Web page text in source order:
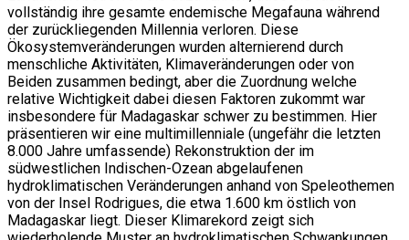
vollständig ihre gesamte endemische Megafauna während
der zurückliegenden Millennia verloren. Diese
Ökosystemveränderungen wurden alternierend durch
menschliche Aktivitäten, Klimaveränderungen oder von
Beiden zusammen bedingt, aber die Zuordnung welche
relative Wichtigkeit dabei diesen Faktoren zukommt war
insbesondere für Madagaskar schwer zu bestimmen. Hier
präsentieren wir eine multimillenniale (ungefähr die letzten
8.000 Jahre umfassende) Rekonstruktion der im
südwestlichen Indischen-Ozean abgelaufenen
hydroklimatischen Veränderungen anhand von Speleothemen
von der Insel Rodrigues, die etwa 1.600 km östlich von
Madagaskar liegt. Dieser Klimarekord zeigt sich